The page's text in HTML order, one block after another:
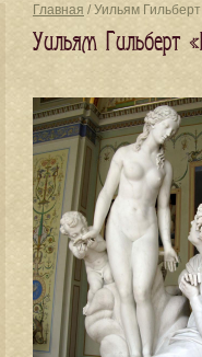
Главная / Уильям
Уильям Гильберт